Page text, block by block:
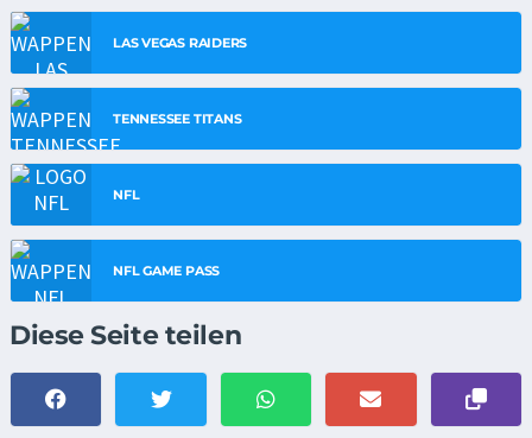
LAS VEGAS RAIDERS
TENNESSEE TITANS
NFL
NFL GAME PASS
Diese Seite teilen